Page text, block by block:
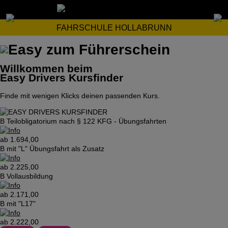
FAHRSCHULE HOLLABRUNN
Willkommen beim
Easy Drivers Kursfinder
Finde mit wenigen Klicks deinen passenden Kurs.
B Teilobligatorium nach § 122 KFG - Übungsfahrten
ab 1.694,00
B mit "L" Übungsfahrt als Zusatz
ab 2.225,00
B Vollausbildung
ab 2.171,00
B mit "L17"
ab 2.222,00